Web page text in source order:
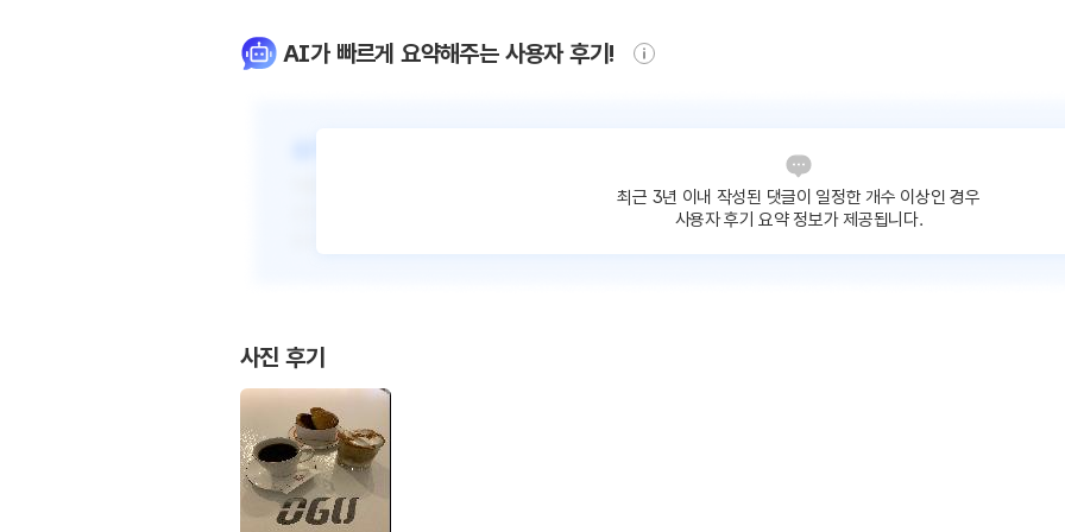
AI가 빠르게 요약해주는 사용자 후기!
최근 3년 이내 작성된 댓글이 일정한 개수 이상인 경우
사용자 후기 요약 정보가 제공됩니다.
사진 후기